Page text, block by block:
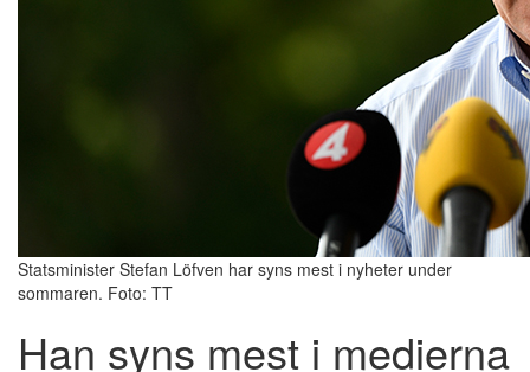
Statsminister Stefan Löfven har syns mest i nyheter under
sommaren. Foto: TT
Han syns mest i medierna